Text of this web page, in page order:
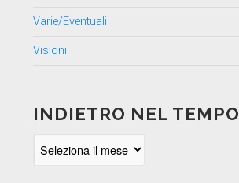
Varie/Eventuali
Visioni
INDIETRO NEL TEMPO